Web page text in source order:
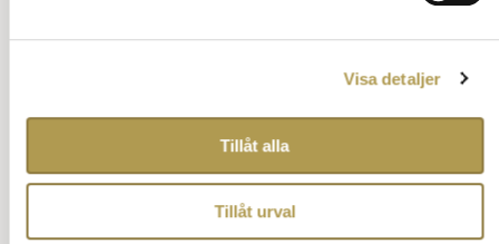
Visa detaljer
Tillåt alla
Tillåt urval
Vett och Etikett -30 tips